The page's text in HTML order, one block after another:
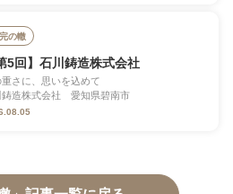
の轍
5回】石川鋳造株式会社
重さに、思いを込めて
鋳造株式会社 愛知県碧南市